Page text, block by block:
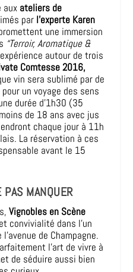
aux ateliers de
par l’experte Karen
une immersion
“Terroir, Aromatique &
autour de trois
Comtesse 2016,
vin sera sublimé par de
un voyage des sens
durée d’1h30 (35
de 18 ans avec jus
chaque jour à 11h
La réservation à ces
avant le 15
MANQUER
Vignobles en Scène
convivialité dans l’un
de Champagne.
l’art de vivre à
de séduire aussi bien